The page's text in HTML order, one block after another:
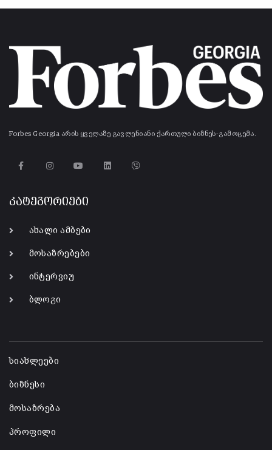
Forbes Georgia არის ყველაზე გავლენიანი ქართული ბიზნეს-გამოცემა.
კატეგორიები
ახალი ამბები
მოსაზრებები
ინტერვიუ
ბლოგი
სიახლეები
ბიზნესი
მოსაზრება
პროფილი